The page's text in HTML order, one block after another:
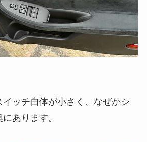
ッチ自体が小さく、なぜかシ
あります。